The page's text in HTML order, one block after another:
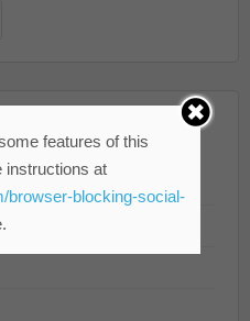
Cestovného Poistenia
features of this
instructions at
browser-blocking-social-